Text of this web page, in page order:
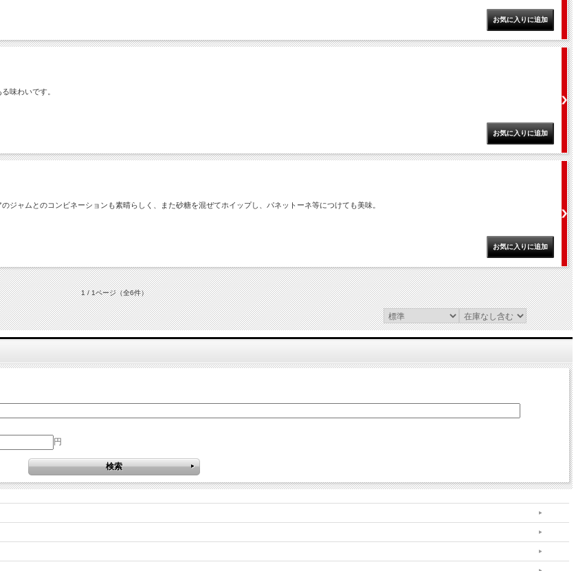
味わいです。
ジャムとのコンビネーションも素晴らしく、また砂糖を混ぜてホイップし、パネットーネ等につけても美味。
1 / 1ページ（全6件）
円